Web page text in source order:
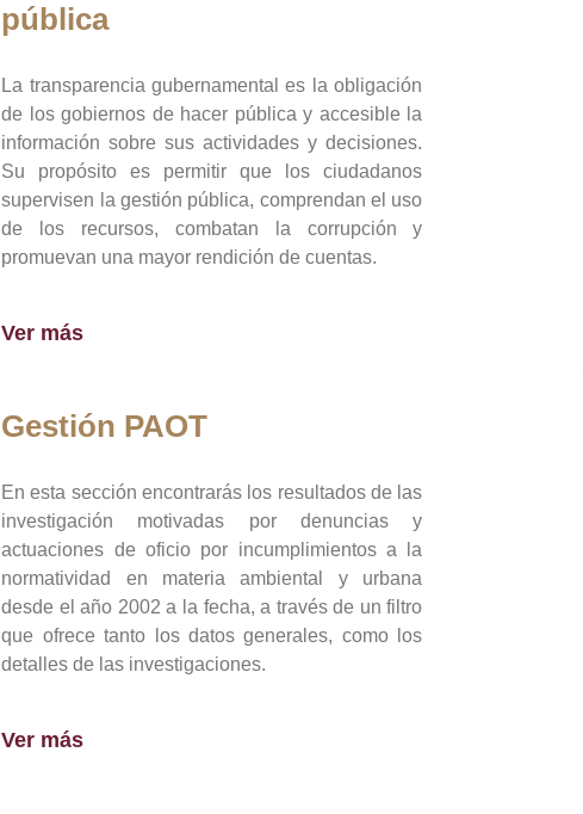
pública
La transparencia gubernamental es la obligación
de los gobiernos de hacer pública y accesible la
información sobre sus actividades y decisiones.
Su propósito es permitir que los ciudadanos
supervisen la gestión pública, comprendan el uso
de los recursos, combatan la corrupción y
promuevan una mayor rendición de cuentas.
Ver más
Gestión PAOT
En esta sección encontrarás los resultados de las
investigación motivadas por denuncias y
actuaciones de oficio por incumplimientos a la
normatividad en materia ambiental y urbana
desde el año 2002 a la fecha, a través de un filtro
que ofrece tanto los datos generales, como los
detalles de las investigaciones.
Ver más